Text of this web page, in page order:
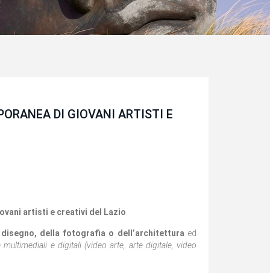
DI GIOVANI ARTISTI E
artisti e creativi del Lazio
della fotografia o dell’architettura ed
e digitali (video arte, arte digitale, video